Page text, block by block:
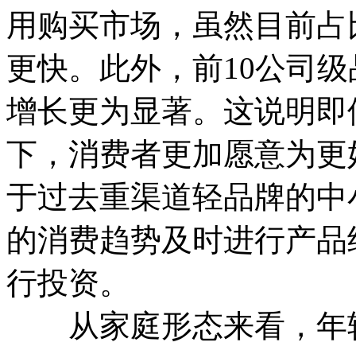
用购买市场，虽然目前
更快。此外，前10公司
增长更为显著。这说明
下，消费者更加愿意为
于过去重渠道轻品牌的
的消费趋势及时进行产
行投资。
从家庭形态来看，年